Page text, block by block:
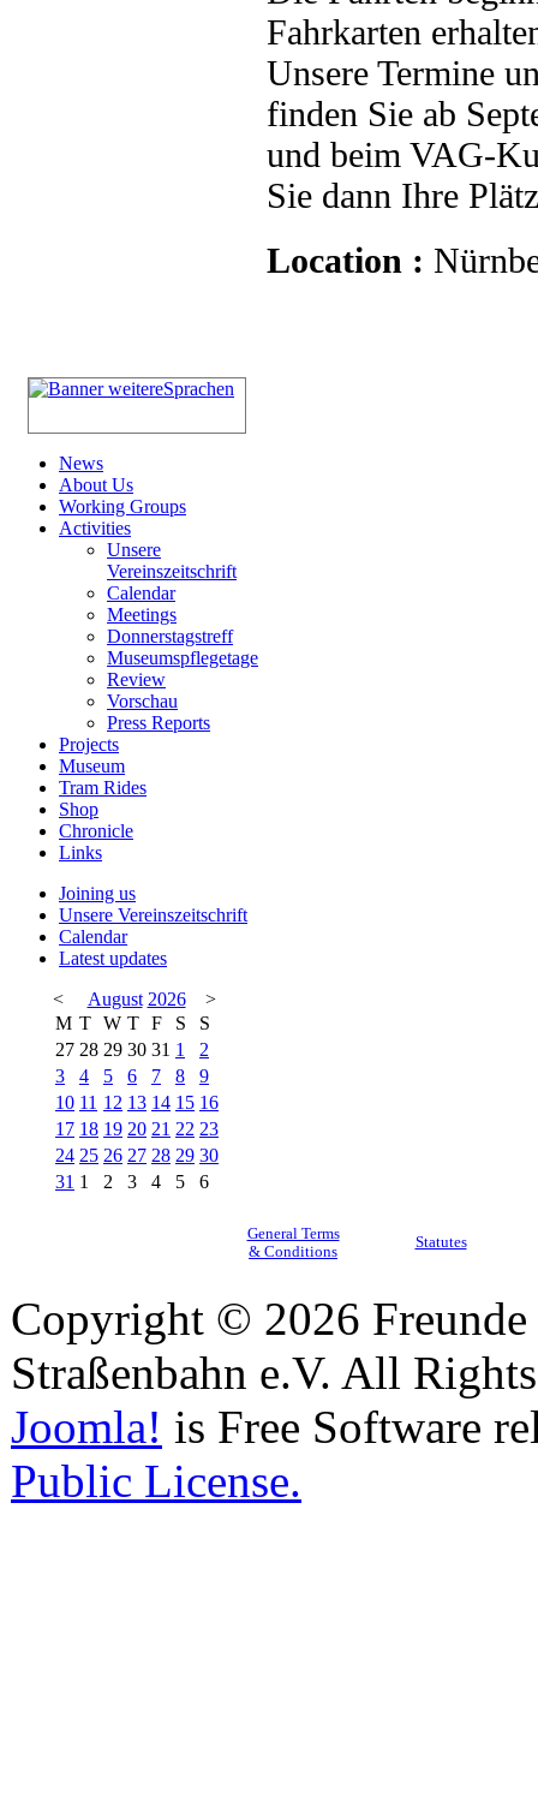
Fahrkarten
Unsere Termine
finden Sie ab
und beim VAG-
Sie dann Ihre
Location :
News
About Us
Working Groups
Activities
Unsere
Vereinszeitschrift
Calendar
Meetings
Donnerstagstreff
Museumspflegetage
Review
Vorschau
Press Reports
Projects
Museum
Tram Rides
Shop
Chronicle
Links
Joining us
Unsere Vereinszeitschrift
Calendar
Latest updates
<
August 2026
>
M T W T F S
S
27 28 29 30 31 1
2
3
4 5 6 7 8
9
10 11 12 13 14 15 16
17 18 19 20 21 22 23
24 25 26 27 28 29 30
31 1 2 3 4 5 6
General Terms
& Conditions
Statutes
Copyright © 2026
Straßenbahn e.V. All
Joomla! is Free Software
Public License.